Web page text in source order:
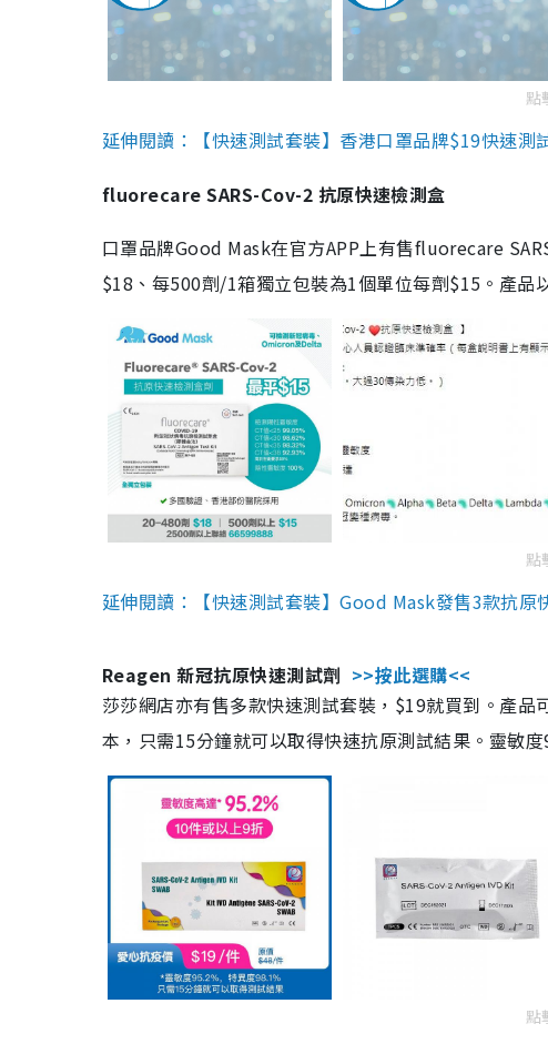
點
延伸閱讀：【快速測試套裝】香港口罩品牌$19快速
fluorecare SARS-Cov-2 抗原快速檢測盒
口罩品牌Good Mask在官方APP上有售fluorecare
$18、每500劑/1箱獨立包裝為1個單位每劑$15。產品
點
延伸閱讀：【快速測試套裝】Good Mask發售3款抗
Reagen 新冠抗原快速測試劑 >>按此選購<<
莎莎網店亦有售多款快速測試套裝，$19就買到。產
本，只需15分鐘就可以取得快速抗原測試結果。靈敏
點